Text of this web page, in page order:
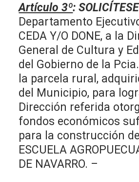
Artículo 3º: SOLICÍTESE
Departamento
CEDA Y/O DONE, a la
General de Cultura y
del Gobierno de la
la parcela rural,
del Municipio, para
Dirección referida
fondos económicos
para la construcción
ESCUELA
DE NAVARRO. –